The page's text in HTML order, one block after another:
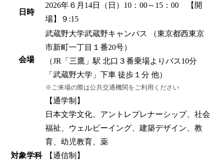
日時
2026年６月14日（日）10：00～15：00 【開
場】９:15
会場
武蔵野大学武蔵野キャンパス （東京都西東京
市新町一丁目１番20号）
（JR「三鷹」駅 北口３番乗場よりバス10分
「武蔵野大学」下車 徒歩１分 他）
※ご来場の際は公共交通機関をご利用ください
対象学科
【通学制】
日本文学文化、アントレプレナーシップ、社会
福祉、ウェルビーイング、建築デザイン、教
育、幼児教育、薬
【通信制】